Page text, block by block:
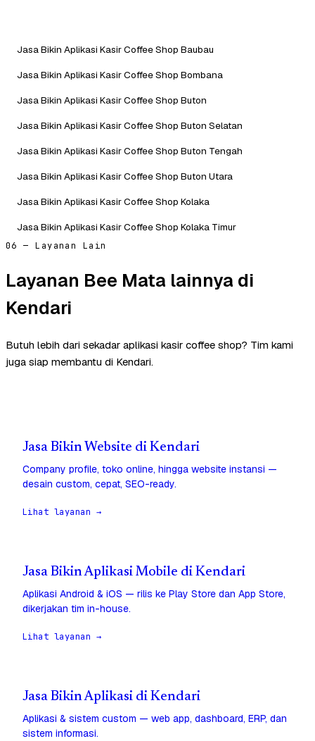
Jasa Bikin Aplikasi Kasir Coffee Shop Baubau
Jasa Bikin Aplikasi Kasir Coffee Shop Bombana
Jasa Bikin Aplikasi Kasir Coffee Shop Buton
Jasa Bikin Aplikasi Kasir Coffee Shop Buton Selatan
Jasa Bikin Aplikasi Kasir Coffee Shop Buton Tengah
Jasa Bikin Aplikasi Kasir Coffee Shop Buton Utara
Jasa Bikin Aplikasi Kasir Coffee Shop Kolaka
Jasa Bikin Aplikasi Kasir Coffee Shop Kolaka Timur
06 — Layanan Lain
Layanan Bee Mata lainnya di
Kendari
Butuh lebih dari sekadar aplikasi kasir coffee shop? Tim kami
juga siap membantu di Kendari.
Jasa Bikin Website di Kendari
Company profile, toko online, hingga website instansi —
desain custom, cepat, SEO-ready.
Lihat layanan →
Jasa Bikin Aplikasi Mobile di Kendari
Aplikasi Android & iOS — rilis ke Play Store dan App Store,
dikerjakan tim in-house.
Lihat layanan →
Jasa Bikin Aplikasi di Kendari
Aplikasi & sistem custom — web app, dashboard, ERP, dan
sistem informasi.